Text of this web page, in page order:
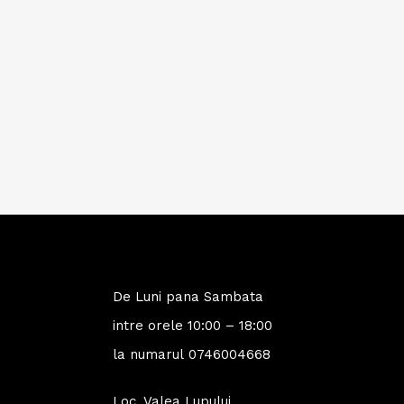
De Luni pana Sambata
intre orele 10:00 – 18:00
la numarul0746004668